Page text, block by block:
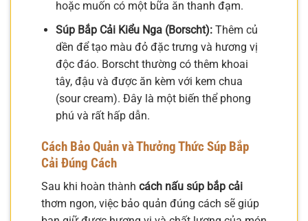
hoặc muốn có một bữa ăn thanh đạm.
Súp Bắp Cải Kiểu Nga (Borscht):Thêm củ
dền để tạo màu đỏ đặc trưng và hương vị
độc đáo. Borscht thường có thêm khoai
tây, đậu và được ăn kèm với kem chua
(sour cream). Đây là một biến thể phong
phú và rất hấp dẫn.
Cách Bảo Quản và Thưởng Thức Súp Bắp
Cải Đúng Cách
Sau khi hoàn thành cách nấu súp bắp cải
thơm ngon, việc bảo quản đúng cách sẽ giúp